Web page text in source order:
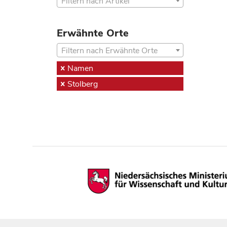
Erwähnte Orte
Filtern nach Erwähnte Orte
Namen
Stolberg